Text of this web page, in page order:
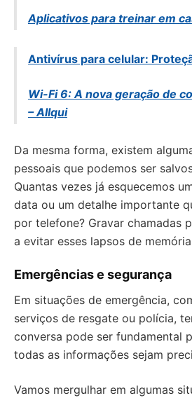
Aplicativos para treinar em
Antivírus para celular:
Wi-Fi 6: A nova geração de
– Allqui
Da mesma forma, existem
pessoais que podemos ser
Quantas vezes já esquecemos
data ou um detalhe importante
por telefone? Gravar chamadas
a evitar esses lapsos de
Emergências e segurança
Em situações de emergência,
serviços de resgate ou polícia,
conversa pode ser fundamental
todas as informações sejam
Vamos mergulhar em algumas